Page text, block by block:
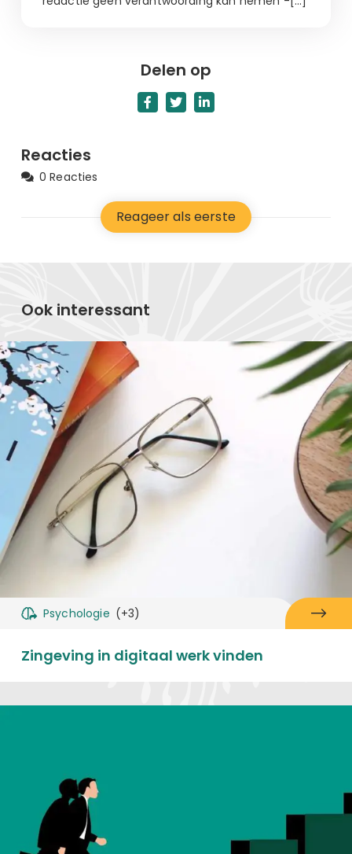
Delen op
Reacties
0 Reacties
Reageer als eerste
Ook interessant
Psychologie (+3)
Zingeving in digitaal werk vinden